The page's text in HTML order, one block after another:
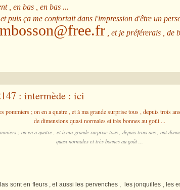
, en bas , en bas ...
puis ça me confortait dans l'impression d'être un
, et je préférerais , de
: intermède : ici
; on en a quatre , et à ma grande surprise tous , depuis trois ans , ont
quasi normales et très bonnes au goût ...
sont en fleurs , et aussi les pervenches , les jonquilles , les